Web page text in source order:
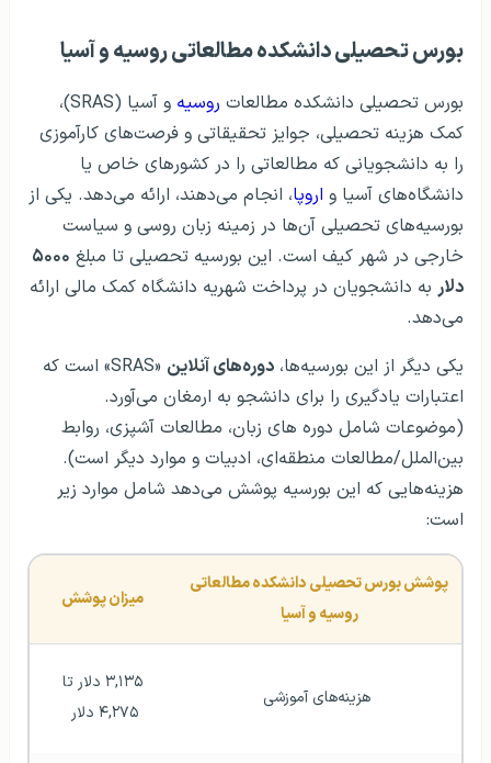
بورس تحصیلی دانشکده مطالعاتی روسیه و آسیا
بورس تحصیلی دانشکده مطالعات روسیه
و آسیا (SRAS)،
کمک هزینه تحصیلی، جوایز تحقیقاتی و فرصت‌های کارآموزی
را به دانشجویانی که مطالعاتی را در کشورهای خاص یا
دانشگاه‌های آسیا و اروپا، انجام می‌دهند، ارائه می‌دهد. یکی از
بورسیه‌های تحصیلی آن‌ها در زمینه زبان روسی و سیاست
خارجی در شهر کیف است. این بورسیه تحصیلی تا مبلغ ۵۰۰۰
دلار به دانشجویان در پرداخت شهریه دانشگاه کمک مالی ارائه
می‌دهد.
یکی دیگر از این بورسیه‌ها، دوره‌های آنلاین
«SRAS» است که
اعتبارات یادگیری را برای دانشجو به ارمغان می‌آورد.
(موضوعات شامل دوره های زبان، مطالعات آشپزی، روابط
بین‌الملل/مطالعات منطقه‌ای، ادبیات و موارد دیگر است).
هزینه‌هایی که این بورسیه پوشش می‌دهد شامل موارد زیر
است:
روسیه و آسیا
میزان پوشش
هزینه‌های آموزشی
۴,۲۷۵ دلار